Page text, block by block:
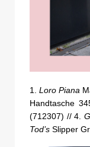
1. Loro Piana
Handtasche
(712307) // 4.
Tod’s Slipper